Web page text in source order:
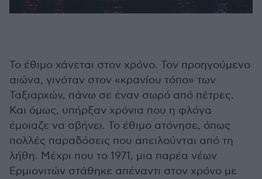
Το έθιμο χάνεται στον χρόνο. Τον προηγούμενο
αιώνα, γινόταν στον «κρανίου τόπο» των
Ταξιαρχών, πάνω σε έναν σωρό από πέτρες.
Και όμως, υπήρξαν χρόνια που η φλόγα
έμοιαζε να σβήνει. Το έθιμο ατόνησε, όπως
πολλές παραδόσεις που απειλούνται από τη
λήθη. Μέχρι που το 1971, μια παρέα νέων
Ερμιονιτών στάθηκε απέναντι στον χρόνο με